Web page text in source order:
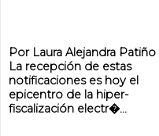
Por Laura Alejandra Patiño
La recepción de estas
notificaciones es hoy el
epicentro de la hiper-
fiscalización electr�...